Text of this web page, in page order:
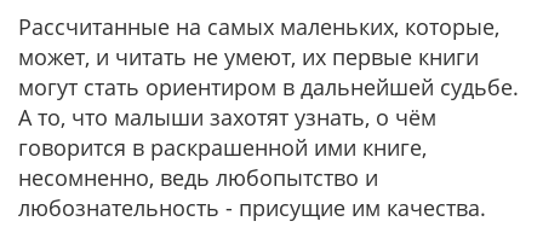
Рассчитанные на самых маленьких, которые,
может, и читать не умеют, их первые книги
могут стать ориентиром в дальнейшей судьбе.
А то, что малыши захотят узнать, о чём
говорится в раскрашенной ими книге,
несомненно, ведь любопытство и
любознательность - присущие им качества.